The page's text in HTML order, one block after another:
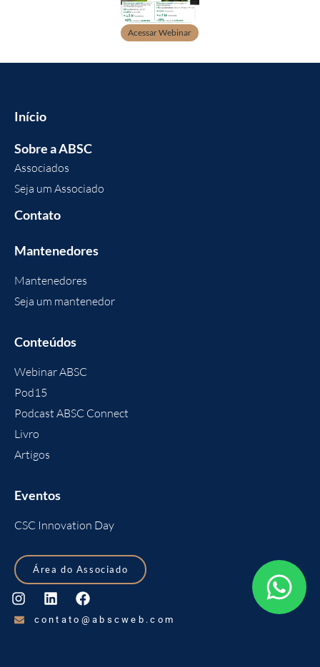
Acessar Webinar
Início
Sobre a ABSC
Associados
Seja um Associado
Contato
Mantenedores
Mantenedores
Seja um mantenedor
Conteúdos
Webinar ABSC
Pod15
Podcast ABSC Connect
Livro
Artigos
Eventos
CSC Innovation Day
Área do Associado
contato@abscweb.com